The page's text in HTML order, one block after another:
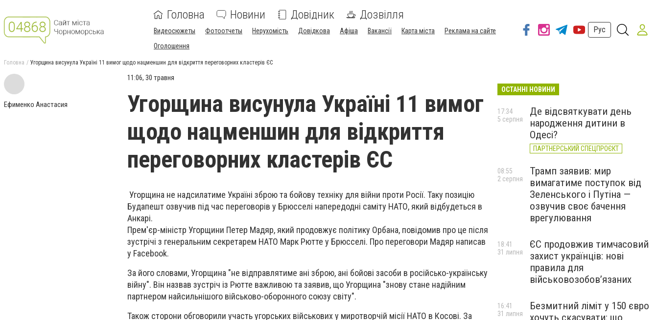
Головна Новини Довідник Дозвілля
Видеосюжеты Фотоотчеты Нерухомість Довідкова Афіша Вакансії Карта міста
Реклама на сайте
Оголошення
Рус
Головна Угорщина висунула Україні 11 вимог щодо нацменшин для відкриття переговорних кластерів ЄС
Ефименко Анастасия
11:06, 30 травня
Угорщина висунула Україні 11 вимог
щодо нацменшин для відкриття
переговорних кластерів ЄС
Угорщина не надсилатиме Україні зброю та бойову техніку для війни проти Росії. Таку позицію
Будапешт озвучив під час переговорів у Брюсселі напередодні саміту НАТО, який відбудеться в
Анкарі.
Прем'єр-міністр Угорщини Петер Мадяр, який продовжує політику Орбана, повідомив про це після
зустрічі з генеральним секретарем НАТО Марк Рютте у Брюсселі. Про переговори Мадяр написав
у Facebook.
За його словами, Угорщина "не відправлятиме ані зброю, ані бойові засоби в російсько-українську
війну". Він назвав зустріч із Рютте важливою та заявив, що Угорщина "знову стане надійним
партнером найсильнішого військово-оборонного союзу світу".
Також сторони обговорили участь угорських військових у миротворчій місії НАТО в Косові. За
ОСТАННІ НОВИНИ
Де відсвяткувати день
народження дитини в
Одесі?
ПАРТНЕРСЬКИЙ СПЕЦПРОЄКТ
17:34
5 серпня
Трамп заявив: мир
вимагатиме поступок від
Зеленського і Путіна —
озвучив своє бачення
врегулювання
08:55
2 серпня
ЄС продовжив тимчасовий
захист українців: нові
правила для
військовозобов’язаних
18:41
31 липня
Безмитний ліміт у 150 євро
хочуть скасувати: що
16:41
31 липня